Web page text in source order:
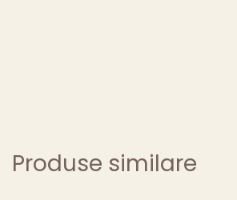
Produse similare